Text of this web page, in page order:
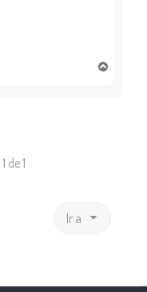
1 de1
Ir a